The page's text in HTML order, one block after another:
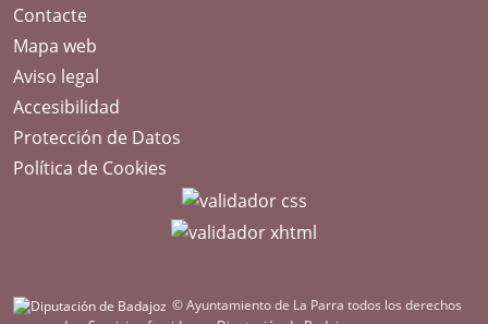
Contacte
Mapa web
Aviso legal
Accesibilidad
Protección de Datos
Política de Cookies
© Ayuntamiento de La Parra todos los derechos